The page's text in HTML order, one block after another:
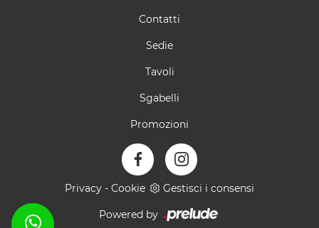
Contatti
Sedie
Tavoli
Sgabelli
Promozioni
Privacy - Cookie Gestisci i consensi
Powered by